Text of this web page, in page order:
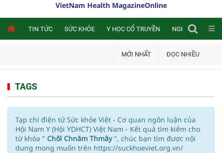
VietNam Health MagazineOnline
TIN TỨC SỨC KHỎE Y HỌC CỔ TRUYỀN NGHIÊN CỨU
MỚI NHẤT ĐỌC NHIỀU
TAGS
Tạp chí điện tử Sức khỏe Việt - Cơ quan ngôn luận của
Hội Nam Y (Hội YDHCT) Việt Nam - Kết quả tìm kiếm cho
từ khóa " Chôl Chnăm Thmây ", chúc bạn tìm được nội
dung mong muốn trên https://suckhoeviet.org.vn/